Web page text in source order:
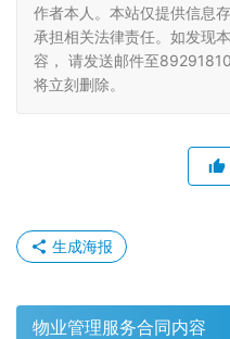
作者本人。本站仅提供信息
承担相关法律责任。如发现
容， 请发送邮件至
将立刻删除。
生成海报
物业管理服务合同内容